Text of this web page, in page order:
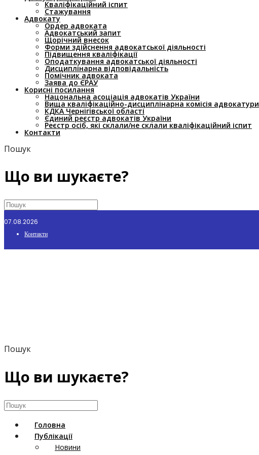
Кваліфікаційний іспит
Стажування
Адвокату
Ордер адвоката
Адвокатський запит
Щорічний внесок
Форми здійснення адвокатської діяльності
Підвищення кваліфікації
Оподаткування адвокатської діяльності
Дисциплінарна відповідальність
Помічник адвоката
Заява до ЄРАУ
Корисні посилання
Нацональна асоціація адвокатів України
Вища кваліфікаційно-дисциплінарна комісія адвокатури
КДКА Чернігівської області
Єдиний реєстр адвокатів України
Реєстр осіб, які склали/не склали кваліфікаційний іспит
Контакти
Пошук
Що ви шукаєте?
07.08.2026
Контакти
Пошук
Що ви шукаєте?
Головна
Публікації
Новини